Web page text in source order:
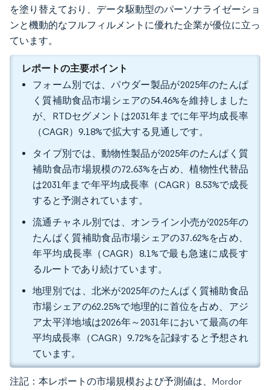
を塗り替えており、データ駆動型のパーソナライゼーショ
ンと機動的なフルフィルメントに優れた企業が優位に立っ
ています。
レポートの主要ポイント
フォーム別では、パウダー製品が2025年のたんぱ
く質補助食品市場シェアの54.46%を維持しました
が、RTDセグメントは2031年までに年平均成長率
（CAGR）9.18%で拡大する見通しです。
タイプ別では、動物性製品が2025年のたんぱく質
補助食品市場規模の72.63%を占め、植物性代替品
は2031年まで年平均成長率（CAGR）8.53%で成長
すると予測されています。
流通チャネル別では、オンライン小売が2025年の
たんぱく質補助食品市場シェアの37.62%を占め、
年平均成長率（CAGR）8.1%で最も急速に成長す
るルートであり続けています。
地理別では、北米が2025年のたんぱく質補助食品
市場シェアの62.25%で地理的に首位を占め、アジ
ア太平洋地域は2026年～2031年において最高の年
平均成長率（CAGR）9.72%を記録すると予想され
ています。
注記：本レポートの市場規模および予測値は、Mordor